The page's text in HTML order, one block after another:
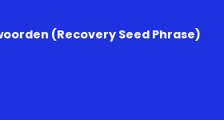
(Recovery Seed Phrase)